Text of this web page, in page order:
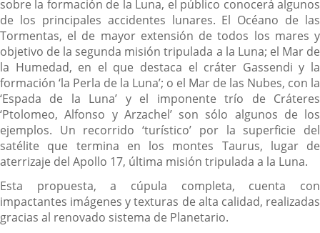
sobre la formación de la Luna, el público conocerá algunos
de los principales accidentes lunares. El Océano de las
Tormentas, el de mayor extensión de todos los mares y
objetivo de la segunda misión tripulada a la Luna; el Mar de
la Humedad, en el que destaca el cráter Gassendi y la
formación ‘la Perla de la Luna’; o el Mar de las Nubes, con la
‘Espada de la Luna’ y el imponente trío de Cráteres
‘Ptolomeo, Alfonso y Arzachel’ son sólo algunos de los
ejemplos. Un recorrido ‘turístico’ por la superficie del
satélite que termina en los montes Taurus, lugar de
aterrizaje del Apollo 17, última misión tripulada a la Luna.
Esta propuesta, a cúpula completa, cuenta con
impactantes imágenes y texturas de alta calidad, realizadas
gracias al renovado sistema de Planetario.